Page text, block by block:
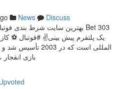
News
Discuss
یک پلتفرم پیش بینی✌️ #فوتبال ⚽️
بازی